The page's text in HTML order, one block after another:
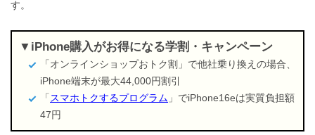
す。
iPhone購入がお得になる学割・キャンペーン
「オンラインショップおトク割」で他社乗り換えの場合、
iPhone端末が最大44,000円割引
「 スマホトクするプログラム 」でiPhone16eは実質負担額
47円